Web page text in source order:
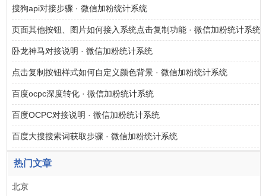
搜狗api对接步骤 · 微信加粉统计系统
页面其他按钮、图片如何接入系统点击复制功能 · 微信加粉统计系统
卧龙神马对接说明 · 微信加粉统计系统
点击复制按钮样式如何自定义颜色背景 · 微信加粉统计系统
百度ocpc深度转化 · 微信加粉统计系统
百度OCPC对接说明 · 微信加粉统计系统
百度大搜搜索词获取步骤 · 微信加粉统计系统
热门文章
北京